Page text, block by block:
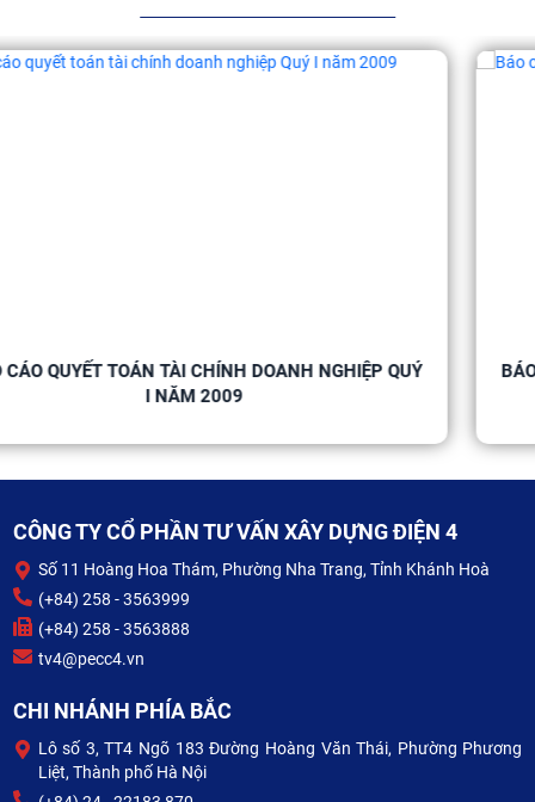
NGHIỆP QUÝ
BÁO CÁO QUYẾT TOÁN TÀI
CÔNG TY CỔ PHẦN TƯ VẤN XÂY DỰNG ĐIỆN 4
Số 11 Hoàng Hoa Thám, Phường Nha Trang, Tỉnh Khánh Hoà
(+84) 258 - 3563999
(+84) 258 - 3563888
tv4@pecc4.vn
CHI NHÁNH PHÍA BẮC
Lô số 3, TT4 Ngõ 183 Đường Hoàng Văn Thái, Phường Phương
Liệt, Thành phố Hà Nội